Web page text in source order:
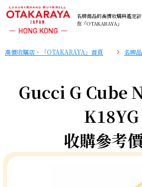
名牌商品的高價收購與鑑定
在「OTAKARAYA」
高價收購店・「OTAKARAYA」首頁 名牌
Gucci G Cube
K18YG
收購參考